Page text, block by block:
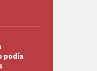
podía